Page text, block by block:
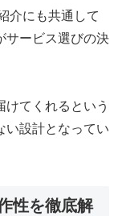
介にも共通して
サービス選びの決
てくれるという
い設計となってい
性を徹底解